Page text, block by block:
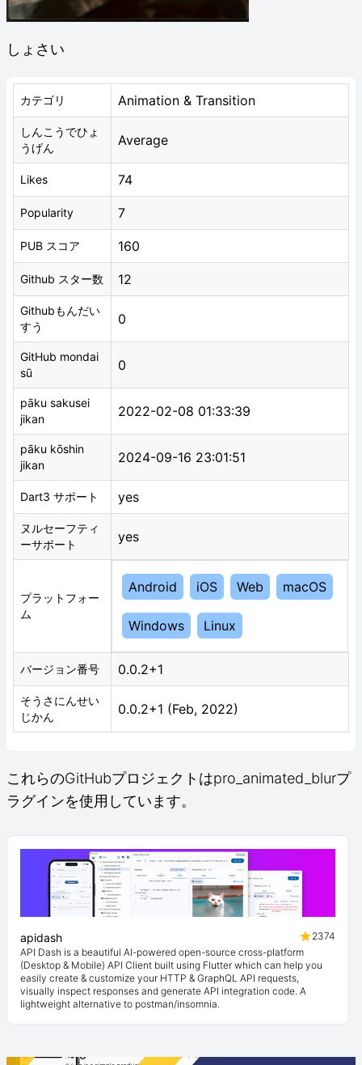
しょさい
カテゴリ Animation & Transition
しんこうでひょ
うげん
Average
Likes 74
Popularity 7
PUB スコア 160
Github スター数 12
Githubもんだい
すう
0
GitHub mondai
sū
0
pāku sakusei
jikan
2022-02-08 01:33:39
pāku kōshin
jikan
2024-09-16 23:01:51
Dart3 サポート yes
ヌルセーフティ
ーサポート
yes
プラットフォー
ム
Android iOS Web macOS
Windows Linux
バージョン番号 0.0.2+1
そうさにんせい
じかん
0.0.2+1 (Feb, 2022)
これらのGitHubプロジェクトはpro_animated_blurプ
ラグインを使用しています。
apidash
2374
API Dash is a beautiful AI-powered open-source cross-platform
(Desktop & Mobile) API Client built using Flutter which can help you
easily create & customize your HTTP & GraphQL API requests,
visually inspect responses and generate API integration code. A
lightweight alternative to postman/insomnia.